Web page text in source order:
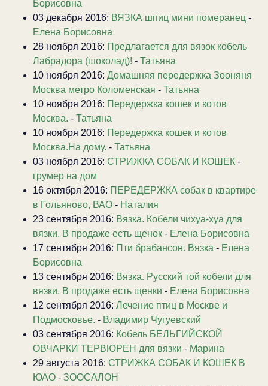
Борисовна
03 декабря 2016: ВЯЗКА шпиц мини померанец -
Елена Борисовна
28 ноября 2016: Предлагается для вязок кобель
Лабрадора (шоколад)! - Татьяна
10 ноября 2016: Домашняя передержка Зооняня
Москва метро Коломенская - Татьяна
10 ноября 2016: Передержка кошек и котов
Москва. - Татьяна
10 ноября 2016: Передержка кошек и котов
Москва.На дому. - Татьяна
03 ноября 2016: СТРИЖКА СОБАК И КОШЕК -
грумер на дом
16 октября 2016: ПЕРЕДЕРЖКА собак в квартире
в Гольяново, ВАО - Наталия
23 сентября 2016: Вязка. Кобели чихуа-хуа для
вязки. В продаже есть щенок - Елена Борисовна
17 сентября 2016: Пти брабансон. Вязка - Елена
Борисовна
13 сентября 2016: Вязка. Русский той кобели для
вязки. В продаже есть щенки - Елена Борисовна
12 сентября 2016: Лечение птиц в Москве и
Подмосковье. - Владимир Чугуевский
03 сентября 2016: Кобель БЕЛЬГИЙСКОЙ
ОВЧАРКИ ТЕРВЮРЕН для вязки - Марина
29 августа 2016: СТРИЖКА СОБАК И КОШЕК В
ЮАО - ЗООСАЛОН